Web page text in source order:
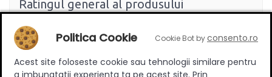
Ratingul general al produsului
0(0 review-uri)
Politica Cookie Cookie Bot byconsento.ro
Acest site foloseste cookie sau tehnologii similare pentru